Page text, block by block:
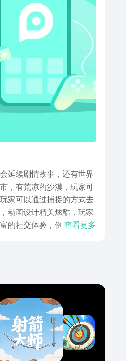
延续剧情故事，还有世界
，有荒凉的沙漠，玩家可
家可以通过捕捉的方式去
动画设计精美炫酷，玩家
的社交体验，例如可以添
查看更多